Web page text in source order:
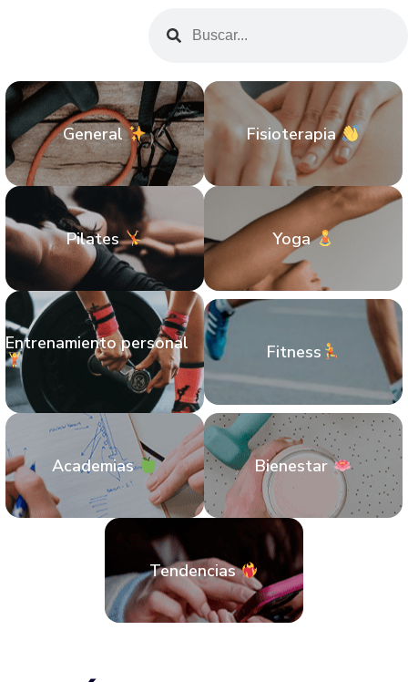
General Fisioterapia
Pilates Yoga
Entrenamiento personal Fitness
Academias Bienestar
Tendencias